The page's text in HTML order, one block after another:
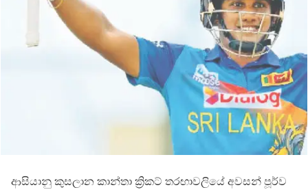
ආසියානු කුසලාන කාන්තා ක්‍රිකට් තරඟාවලියේ අවසන් පූර්ව